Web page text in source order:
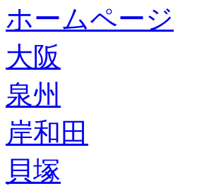
ホームページ
大阪
泉州
岸和田
貝塚